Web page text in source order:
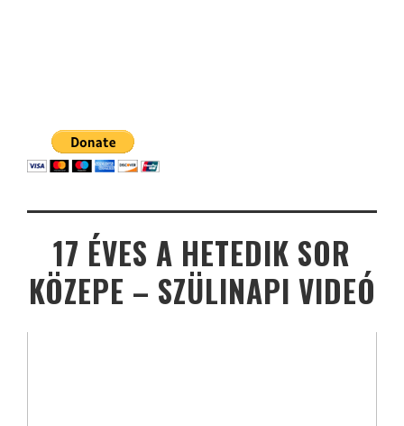
17 ÉVES A HETEDIK SOR
KÖZEPE – SZÜLINAPI VIDEÓ